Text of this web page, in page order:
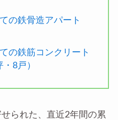
の鉄骨造アパート
の鉄筋コンクリート
8戸）
られた、直近2年間の累